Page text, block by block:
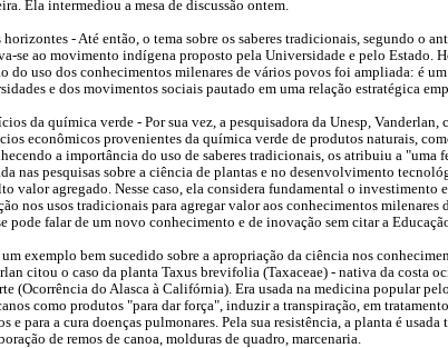
Ela intermediou a mesa de discussão ontem.
horizontes - Até então, o tema sobre os saberes tradicionais, segundo o
se ao movimento indígena proposto pela Universidade e pelo Estado.
do uso dos conhecimentos milenares de vários povos foi ampliada: é um
e dos movimentos sociais pautado em uma relação estratégica
da química verde - Por sua vez, a pesquisadora da Unesp, Vanderlan,
econômicos provenientes da química verde de produtos naturais,
a importância do uso de saberes tradicionais, os atribuiu a "uma
nas pesquisas sobre a ciência de plantas e no desenvolvimento
valor agregado. Nesse caso, ela considera fundamental o investimento
nos usos tradicionais para agregar valor aos conhecimentos milenares
pode falar de um novo conhecimento e de inovação sem citar a
exemplo bem sucedido sobre a apropriação da ciência nos
citou o caso da planta Taxus brevifolia (Taxaceae) - nativa da costa
(Ocorrência do Alasca à Califórnia). Era usada na medicina popular
como produtos "para dar força", induzir a transpiração, em
e para a cura doenças pulmonares. Pela sua resistência, a planta é
de remos de canoa, molduras de quadro, marcenaria.